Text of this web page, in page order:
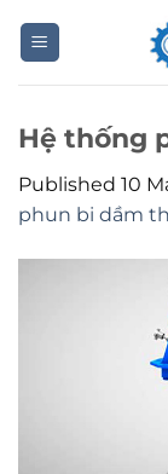
Hệ thống
Published 10
phun bi dầm